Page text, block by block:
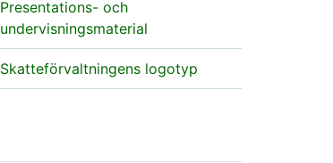
Presentations- och
undervisningsmaterial
Skatteförvaltningens logotyp